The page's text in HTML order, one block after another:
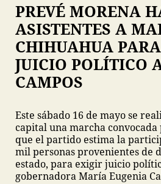
PREVÉ MORENA
ASISTENTES A
CHIHUAHUA
JUICIO POLÍTICO
CAMPOS
Este sábado 16 de mayo se
capital una marcha
que el partido estima la
mil personas provenientes de
estado, para exigir juicio
gobernadora María Eugenia